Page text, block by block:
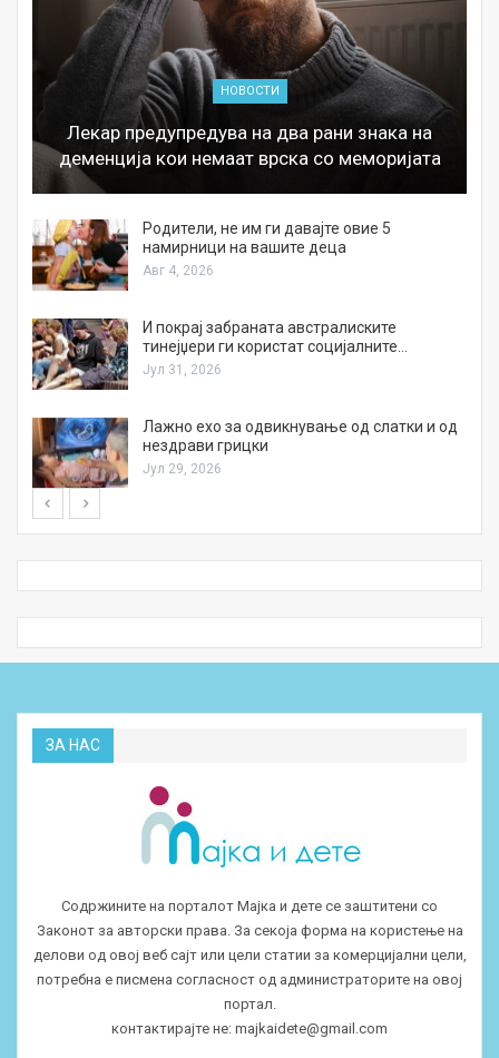
НОВОСТИ
Лекар предупредува на два рани знака на
деменција кои немаат врска со меморијата
Родители, не им ги давајте овие 5
намирници на вашите деца
Авг 4, 2026
И покрај забраната австралиските
тинејџери ги користат социјалните…
Јул 31, 2026
Лажно ехо за одвикнување од слатки и од
нездрави грицки
Јул 29, 2026
ЗА НАС
Содржините на порталот Мајка и дете се заштитени со
Законот за авторски права. За секоја форма на користење на
делови од овој веб сајт или цели статии за комерцијални цели,
потребна е писмена согласност од администраторите на овој
портал.
контактирајте не: majkaidete@gmail.com